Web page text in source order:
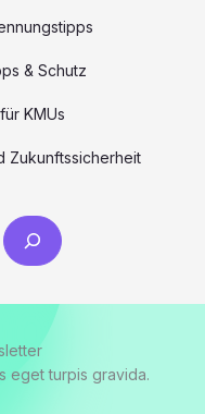
& Schutz
KMUs
Zukunftssicherheit
eget turpis gravida.